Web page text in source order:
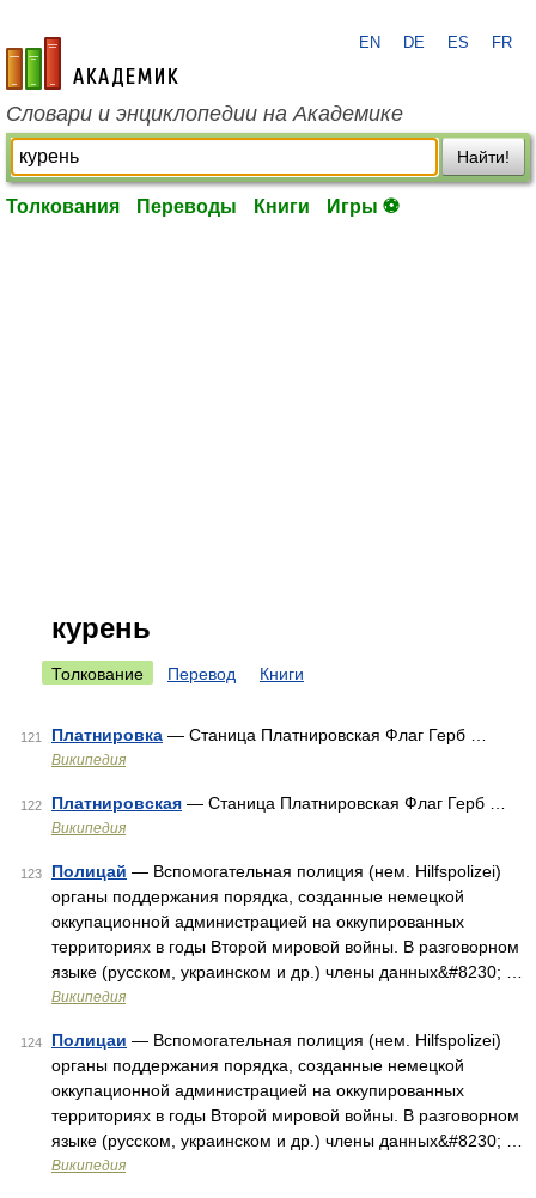
academic.ru
EN DE ES FR
Словари и энциклопедии на Академике
Найти!
Толкования Переводы Книги Игры ⚽
курень
Толкование Перевод Книги
121 Платнировка — Станица Платнировская Флаг Герб …
Википедия
122 Платнировская — Станица Платнировская Флаг Герб …
Википедия
123 Полицай — Вспомогательная полиция (нем. Hilfspolizei)
органы поддержания порядка, созданные немецкой
оккупационной администрацией на оккупированных
территориях в годы Второй мировой войны. В разговорном
языке (русском, украинском и др.) члены данных&#8230; …
Википедия
124 Полицаи — Вспомогательная полиция (нем. Hilfspolizei)
органы поддержания порядка, созданные немецкой
оккупационной администрацией на оккупированных
территориях в годы Второй мировой войны. В разговорном
языке (русском, украинском и др.) члены данных&#8230; …
Википедия